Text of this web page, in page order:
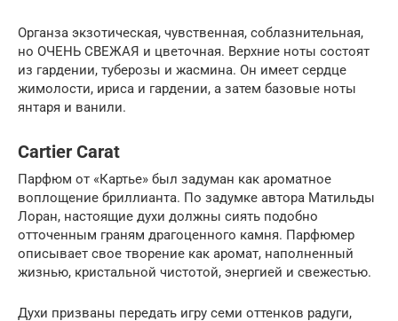
Органза экзотическая, чувственная, соблазнительная,
но ОЧЕНЬ СВЕЖАЯ и цветочная. Верхние ноты состоят
из гардении, туберозы и жасмина. Он имеет сердце
жимолости, ириса и гардении, а затем базовые ноты
янтаря и ванили.
Cartier Carat
Парфюм от «Картье» был задуман как ароматное
воплощение бриллианта. По задумке автора Матильды
Лоран, настоящие духи должны сиять подобно
отточенным граням драгоценного камня. Парфюмер
описывает свое творение как аромат, наполненный
жизнью, кристальной чистотой, энергией и свежестью.
Духи призваны передать игру семи оттенков радуги,